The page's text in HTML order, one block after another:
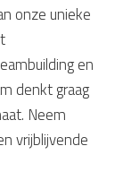
onze unieke
en
denkt graag
Neem
vrijblijvende